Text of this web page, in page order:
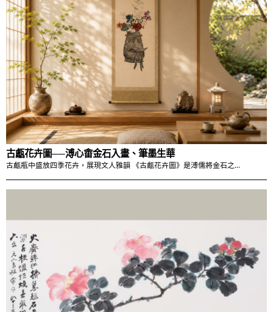
古甗花卉圖──溥心畬金石入畫、筆墨生華
古甗瓶中盛放四季花卉，展現文人雅韻 《古甗花卉圖》是溥儒將金石之…